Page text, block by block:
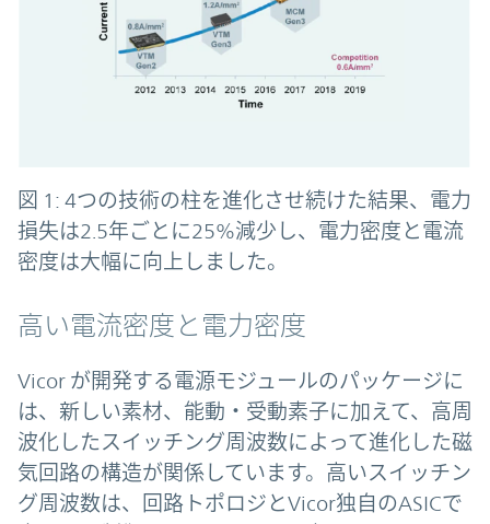
図 1: 4つの技術の柱を進化させ続けた結果、電力
損失は2.5年ごとに25%減少し、電力密度と電流
密度は大幅に向上しました。
高い電流密度と電力密度
Vicor が開発する電源モジュールのパッケージに
は、新しい素材、能動・受動素子に加えて、高周
波化したスイッチング周波数によって進化した磁
気回路の構造が関係しています。高いスイッチン
グ周波数は、回路トポロジとVicor独自のASICで